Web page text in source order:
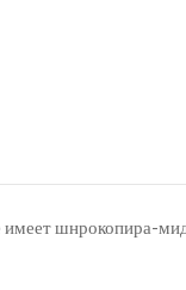
шнрокопира-